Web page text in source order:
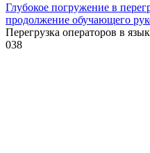
Глубокое погружение в
продолжение обучающего
Перегрузка операторов в
038